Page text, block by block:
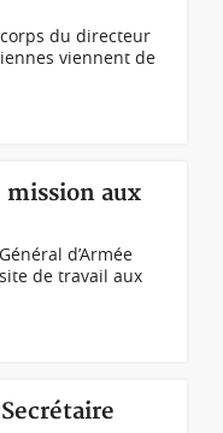
corps du directeur
viennent de
mission aux
d’Armée
de travail aux